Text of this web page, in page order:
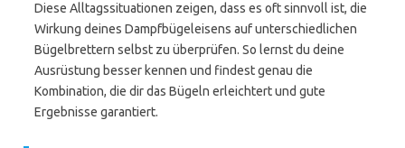
Diese Alltagssituationen zeigen, dass es oft sinnvoll ist, die
Wirkung deines Dampfbügeleisens auf unterschiedlichen
Bügelbrettern selbst zu überprüfen. So lernst du deine
Ausrüstung besser kennen und findest genau die
Kombination, die dir das Bügeln erleichtert und gute
Ergebnisse garantiert.